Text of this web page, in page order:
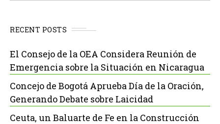
RECENT POSTS
El Consejo de la OEA Considera Reunión de
Emergencia sobre la Situación en Nicaragua
Concejo de Bogotá Aprueba Día de la Oración,
Generando Debate sobre Laicidad
Ceuta, un Baluarte de Fe en la Construcción